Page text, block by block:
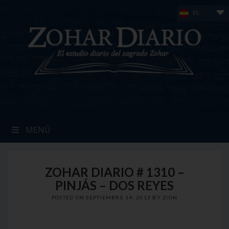
ES
MENÚ
ZOHAR DIARIO # 1310 –
PINJÁS – DOS REYES
POSTED ON SEPTIEMBRE 14, 2013 BY ZION